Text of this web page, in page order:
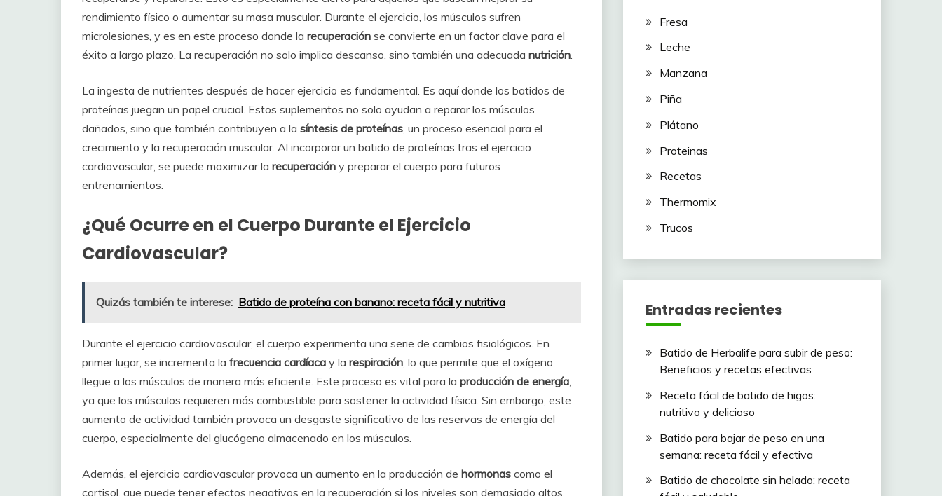
rendimiento físico o aumentar su masa muscular. Durante el ejercicio, los músculos sufren
microlesiones, y es en este proceso donde la recuperación se convierte en un factor clave para el
éxito a largo plazo. La recuperación no solo implica descanso, sino también una adecuada nutrición.
La ingesta de nutrientes después de hacer ejercicio es fundamental. Es aquí donde los batidos de
proteínas juegan un papel crucial. Estos suplementos no solo ayudan a reparar los músculos
dañados, sino que también contribuyen a la síntesis de proteínas, un proceso esencial para el
crecimiento y la recuperación muscular. Al incorporar un batido de proteínas tras el ejercicio
cardiovascular, se puede maximizar la recuperación y preparar el cuerpo para futuros
entrenamientos.
¿Qué Ocurre en el Cuerpo Durante el Ejercicio
Cardiovascular?
Quizás también te interese: Batido de proteína con banano: receta fácil y nutritiva
Durante el ejercicio cardiovascular, el cuerpo experimenta una serie de cambios fisiológicos. En
primer lugar, se incrementa la frecuencia cardíaca y la respiración, lo que permite que el oxígeno
llegue a los músculos de manera más eficiente. Este proceso es vital para la producción de energía,
ya que los músculos requieren más combustible para sostener la actividad física. Sin embargo, este
aumento de actividad también provoca un desgaste significativo de las reservas de energía del
cuerpo, especialmente del glucógeno almacenado en los músculos.
Además, el ejercicio cardiovascular provoca un aumento en la producción de hormonas como el
cortisol, que puede tener efectos negativos en la recuperación si los niveles son demasiado altos.
Fresa
Leche
Manzana
Piña
Plátano
Proteinas
Recetas
Thermomix
Trucos
Entradas recientes
Batido de Herbalife para subir de peso:
Beneficios y recetas efectivas
Receta fácil de batido de higos:
nutritivo y delicioso
Batido para bajar de peso en una
semana: receta fácil y efectiva
Batido de chocolate sin helado: receta